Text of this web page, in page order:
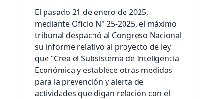
El pasado 21 de enero de 2025,
mediante Oficio N° 25-2025, el máximo
tribunal despachó al Congreso Nacional
su informe relativo al proyecto de ley
que “Crea el Subsistema de Inteligencia
Económica y establece otras medidas
para la prevención y alerta de
actividades que digan relación con el